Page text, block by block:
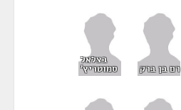
רם בן ברק
בצלאל
סמוטריץ'